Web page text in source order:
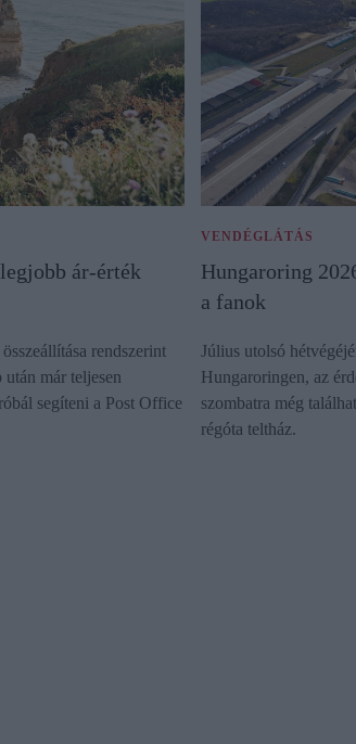
ár-érték
rendszerint
már teljesen
segíteni a Post Office
VENDÉGLÁTÁS
Hungaroring
a fanok
Július utolsó
Hungaroringen, az
szombatra még
régóta teltház.